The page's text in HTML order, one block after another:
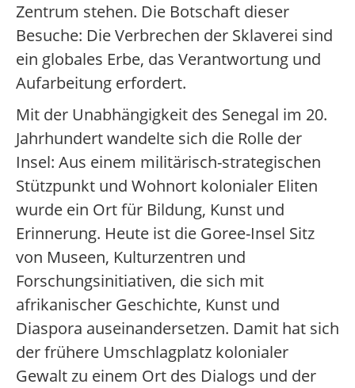
Zentrum stehen. Die Botschaft dieser
Besuche: Die Verbrechen der Sklaverei sind
ein globales Erbe, das Verantwortung und
Aufarbeitung erfordert.
Mit der Unabhängigkeit des Senegal im 20.
Jahrhundert wandelte sich die Rolle der
Insel: Aus einem militärisch-strategischen
Stützpunkt und Wohnort kolonialer Eliten
wurde ein Ort für Bildung, Kunst und
Erinnerung. Heute ist die Goree-Insel Sitz
von Museen, Kulturzentren und
Forschungsinitiativen, die sich mit
afrikanischer Geschichte, Kunst und
Diaspora auseinandersetzen. Damit hat sich
der frühere Umschlagplatz kolonialer
Gewalt zu einem Ort des Dialogs und der